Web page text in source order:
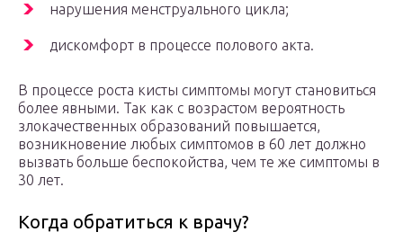
нарушения менструального цикла;
дискомфорт в процессе полового акта.
В процессе роста кисты симптомы могут становиться
более явными. Так как с возрастом вероятность
злокачественных образований повышается,
возникновение любых симптомов в 60 лет должно
вызвать больше беспокойства, чем те же симптомы в
30 лет.
Когда обратиться к врачу?